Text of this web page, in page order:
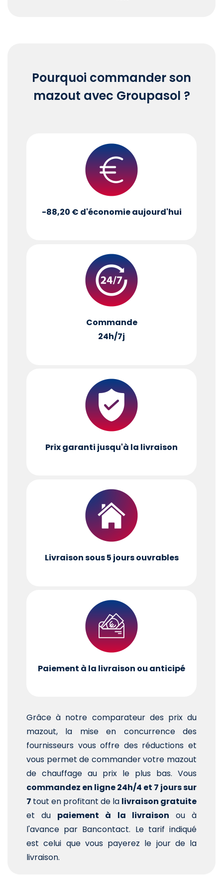
Pourquoi commander son
mazout avec Groupasol ?
-88,20 € d'économie aujourd'hui
Commande
24h/7j
Prix garanti jusqu'à la livraison
Livraison sous 5 jours ouvrables
Paiement à la livraison ou anticipé
Grâce à notre comparateur des prix du
mazout, la mise en concurrence des
fournisseurs vous offre des réductions et
vous permet de commander votre mazout
de chauffage au prix le plus bas. Vous
commandez en ligne 24h/4 et 7 jours sur
7 tout en profitant de la livraison gratuite
et du paiement à la livraison ou à
l'avance par Bancontact. Le tarif indiqué
est celui que vous payerez le jour de la
livraison.